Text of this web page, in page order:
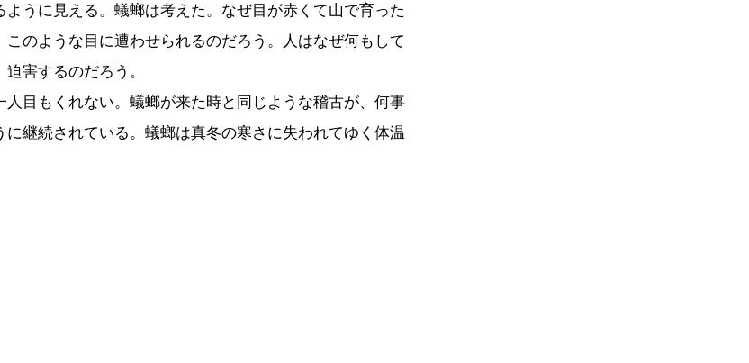
ように見える。蟻螂は考えた。なぜ目が赤くて山で育った
このような目に遭わせられるのだろう。人はなぜ何もして
害するのだろう。
目もくれない。蟻螂が来た時と同じような稽古が、何事
に継続されている。蟻螂は真冬の寒さに失われてゆく体温